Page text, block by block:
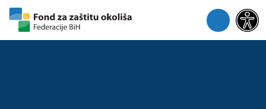
Skip to content
Skip to footer
Menu